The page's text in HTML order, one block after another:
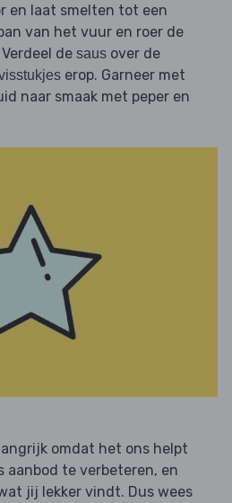
en laat smelten tot een
van het vuur en roer de
Verdeel de saus over de
erop. Garneer met
naar smaak met peper en
omdat het ons helpt
aanbod te verbeteren, en
jij lekker vindt. Dus wees